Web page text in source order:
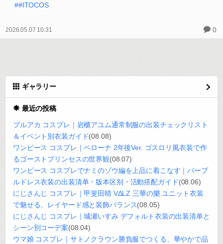
##ITOCOS
2026.05.07 10:31 0
ギャラリー
最近の投稿
ブルアカ コスプレ｜岩櫃アユム通常制服の出装チェックリスト
＆イベント別衣装ガイド(08.08)
ワンピース コスプレ｜ペローナ 2年後Ver. ゴスロリ風衣装で作
るゴーストプリンセスの世界観(08.07)
ワンピース コスプレでナミのゾウ編を上品に着こなす｜パープ
ルドレス衣装の出装清单・版本区别・活動搭配ガイド(08.06)
にじさんじ コスプレ｜甲斐田晴 VΔLZ 三華の樂 ユニット衣装
で魅せる、レイヤード感と装飾バランス(08.05)
にじさんじ コスプレ｜城瀬いすみ デフォルト衣装の出装清单と
シーン別コーデ案(08.04)
ウマ娘 コスプレ｜サトノクラウン勝負服でつくる、華やかで品